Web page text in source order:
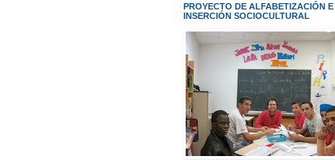
PROYECTO DE ALFABETIZACIÓN E
INSERCIÓN SOCIOCULTURAL